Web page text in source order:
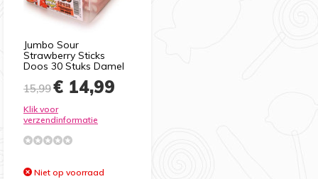
Jumbo Sour
Strawberry Sticks
Doos 30 Stuks Damel
15,99€ 14,99
Klik voor
verzendinformatie
Niet op voorraad